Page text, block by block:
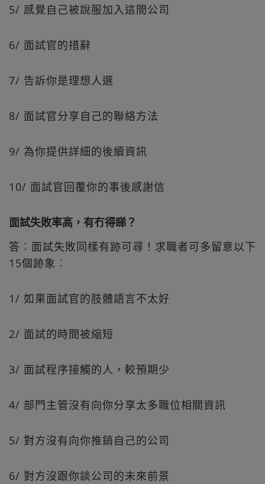
5/ 感覺自己被說服加入這間公司
6/ 面試官的措辭
7/ 告訴你是理想人選
8/ 面試官分享自己的聯絡方法
9/ 為你提供詳細的後續資訊
10/ 面試官回覆你的事後感謝信
面試失敗率高，有冇得睇？
答︰面試失敗同樣有跡可尋！求職者可多留意以下
15個跡象︰
1/ 如果面試官的肢體語言不太好
2/ 面試的時間被縮短
3/ 面試程序接觸的人，較預期少
4/ 部門主管沒有向你分享太多職位相關資訊
5/ 對方沒有向你推銷自己的公司
6/ 對方沒跟你談公司的未來前景